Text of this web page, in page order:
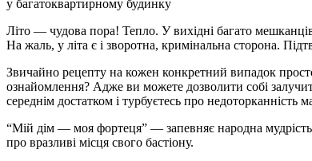
Літо — чудова пора! Тепло. У вихідні багато
На жаль, у літа є і зворотна, кримінальна сторона.
Звичайно рецепту на кожен конкретний випадок
ознайомлення? Адже ви можете дозволити собі
середнім достатком і турбуєтесь про
“Мій дім — моя фортеця” — запевняє народна мудрість.
про вразливі місця свого бастіону.